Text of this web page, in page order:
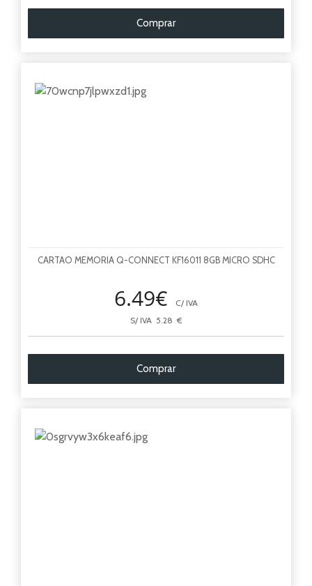
Comprar
CARTAO MEMORIA Q-CONNECT KF16011 8GB MICRO SDHC
6.49€
C/ IVA
S/ IVA 5.28 €
Comprar